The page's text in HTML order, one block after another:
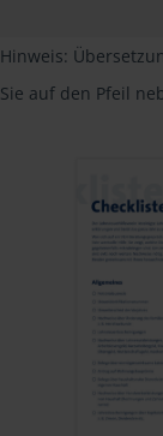
Hinweis:
Sie auf den Pfeil